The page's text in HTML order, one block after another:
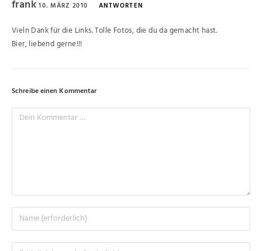
frank10. MÄRZ 2010 ANTWORTEN
Vieln Dank für die Links. Tolle Fotos, die du da gemacht hast.
Bier, liebend gerne!!!
Schreibe einen Kommentar